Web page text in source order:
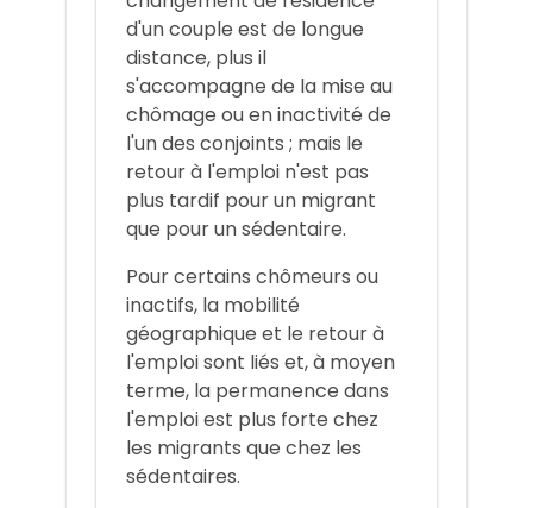
d'un couple est de longue
distance, plus il
s'accompagne de la mise au
chômage ou en inactivité de
l'un des conjoints ; mais le
retour à l'emploi n'est pas
plus tardif pour un migrant
que pour un sédentaire.
Pour certains chômeurs ou
inactifs, la mobilité
géographique et le retour à
l'emploi sont liés et, à moyen
terme, la permanence dans
l'emploi est plus forte chez
les migrants que chez les
sédentaires.